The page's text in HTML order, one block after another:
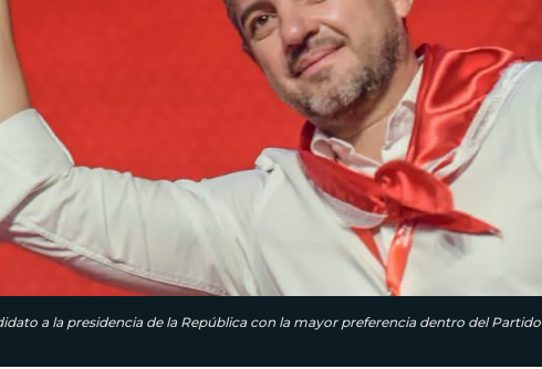
a la presidencia de la República con la mayor preferencia dentro del Partido